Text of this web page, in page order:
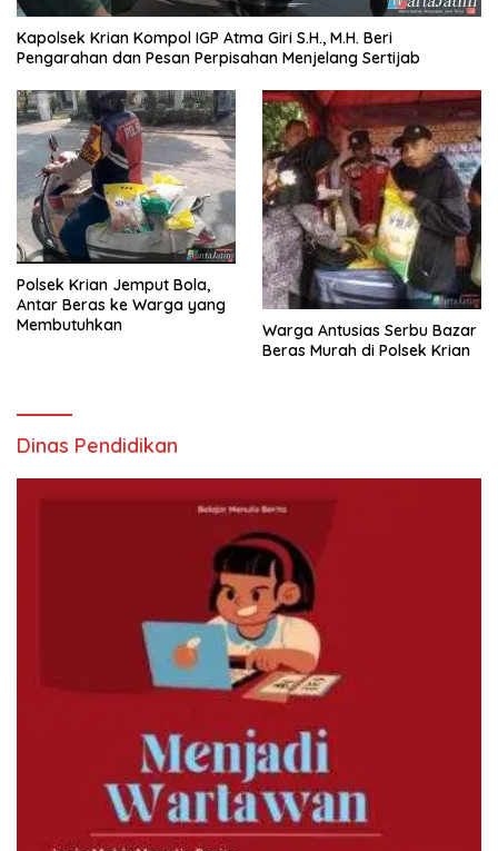
Kapolsek Krian Kompol IGP Atma Giri S.H., M.H. Beri
Pengarahan dan Pesan Perpisahan Menjelang Sertijab
Polsek Krian Jemput Bola,
Antar Beras ke Warga yang
Membutuhkan
Warga Antusias Serbu Bazar
Beras Murah di Polsek Krian
Dinas Pendidikan